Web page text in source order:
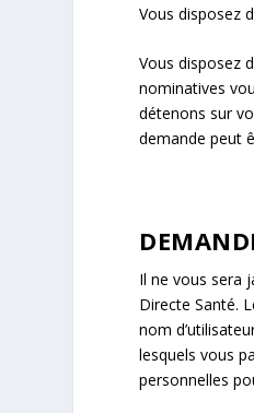
Vous disposez
Vous disposez
nominatives
détenons sur
demande peut
Il ne vous sera
Directe Santé.
nom
lesquels vous
personnelles